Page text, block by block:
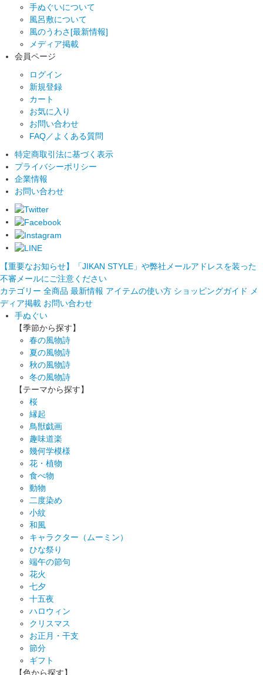
手ぬぐいについて
風呂敷について
風のうわさ[最新情報]
メディア掲載
会員ページ
ログイン
新規登録
カート
お気に入り
お問い合わせ
FAQ／よくある質問
特定商取引法に基づく表示
プライバシーポリシー
企業情報
お問い合わせ
【重要なお知らせ】「JIKAN STYLE」や弊社メールアドレスを装った
不審メールにご注意ください
カテゴリー 全商品 最新情報 アイテムの使い方 ショッピングガイド
メ
ディア掲載 お問い合わせ
手ぬぐい
【季節から探す】
春の風物詩
夏の風物詩
秋の風物詩
冬の風物詩
【テーマから探す】
桜
縁起
鳥獣戯画
趣味道楽
幾何学模様
花・植物
食べ物
動物
二度染め
小紋
和風
キャラクター（ムーミン）
ひな祭り
端午の節句
花火
七夕
十五夜
ハロウィン
クリスマス
お正月・干支
節分
ギフト
【色から探す】